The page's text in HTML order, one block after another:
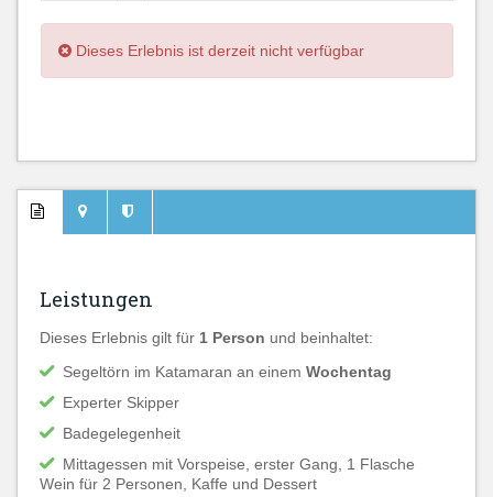
Dieses Erlebnis ist derzeit nicht verfügbar
Leistungen
Dieses Erlebnis gilt für 1 Person und beinhaltet:
Segeltörn im Katamaran an einem Wochentag
Experter Skipper
Badegelegenheit
Mittagessen mit Vorspeise, erster Gang, 1 Flasche
Wein für 2 Personen, Kaffe und Dessert